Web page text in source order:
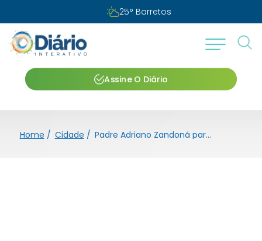
25° Barretos
Assine O Diário
Home / Cidade / Padre Adriano Zandoná participa do Cerco de Jericó nesta quinta-feira